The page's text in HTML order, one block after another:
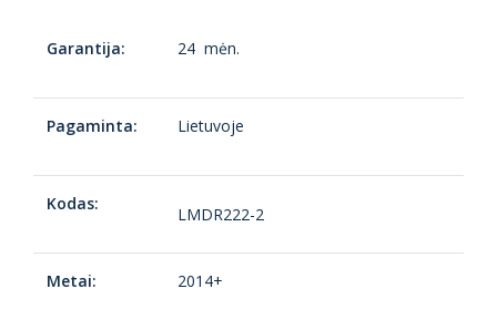
Garantija: 24 mėn.
Pagaminta: Lietuvoje
Kodas:
LMDR222-2
Metai: 2014+